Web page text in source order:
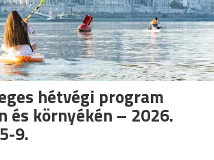
hétvégi program
és környékén – 2026.
9.